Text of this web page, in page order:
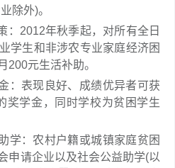
除外)。
2012年秋季起，对所有全日
学生和非涉农专业家庭经济困
200元生活补助。
表现良好、成绩优异者可获
奖学金，同时学校为贫困学生
：农村户籍或城镇家庭贫困
申请企业以及社会公益助学(以